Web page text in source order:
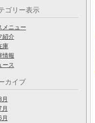
ゴリー表示
メニュー
紹介
庫
情報
ース
カイブ